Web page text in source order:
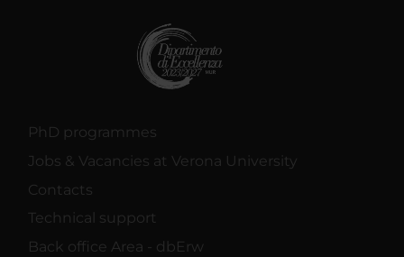
PhD programmes
Jobs & Vacancies at Verona University
Contacts
Technical support
Back office Area - dbErw